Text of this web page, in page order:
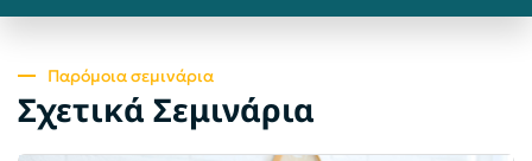
Παρόμοια σεμινάρια
Σχετικά Σεμινάρια